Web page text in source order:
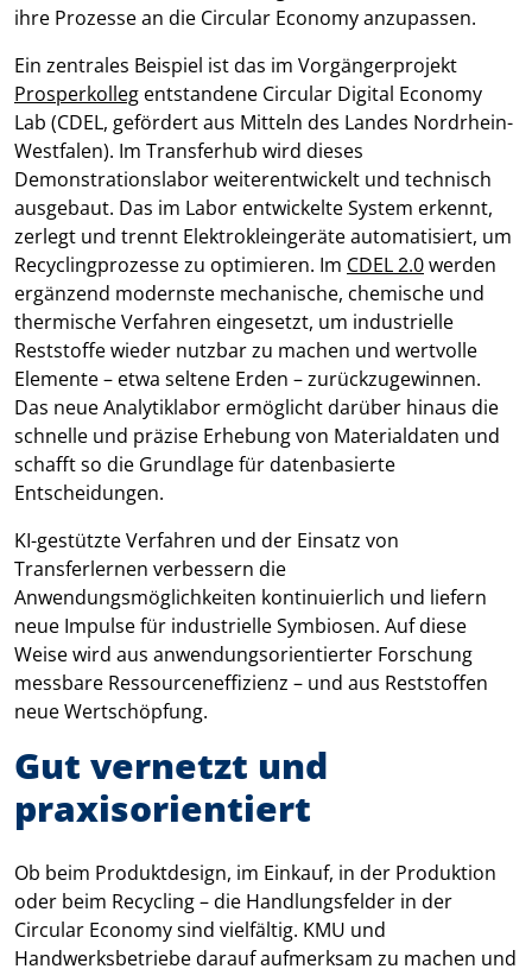
ihre Prozesse an die Circular Economy anzupassen.
Ein zentrales Beispiel ist das im Vorgängerprojekt
Prosperkolleg entstandene Circular Digital Economy
Lab (CDEL, gefördert aus Mitteln des Landes Nordrhein-
Westfalen). Im Transferhub wird dieses
Demonstrationslabor weiterentwickelt und technisch
ausgebaut. Das im Labor entwickelte System erkennt,
zerlegt und trennt Elektrokleingeräte automatisiert, um
Recyclingprozesse zu optimieren. Im CDEL 2.0werden
ergänzend modernste mechanische, chemische und
thermische Verfahren eingesetzt, um industrielle
Reststoffe wieder nutzbar zu machen und wertvolle
Elemente – etwa seltene Erden – zurückzugewinnen.
Das neue Analytiklabor ermöglicht darüber hinaus die
schnelle und präzise Erhebung von Materialdaten und
schafft so die Grundlage für datenbasierte
Entscheidungen.
KI-gestützte Verfahren und der Einsatz von
Transferlernen verbessern die
Anwendungsmöglichkeiten kontinuierlich und liefern
neue Impulse für industrielle Symbiosen. Auf diese
Weise wird aus anwendungsorientierter Forschung
messbare Ressourceneffizienz – und aus Reststoffen
neue Wertschöpfung.
Gut vernetzt und
praxisorientiert
Ob beim Produktdesign, im Einkauf, in der Produktion
oder beim Recycling – die Handlungsfelder in der
Circular Economy sind vielfältig. KMU und
Handwerksbetriebe darauf aufmerksam zu machen und